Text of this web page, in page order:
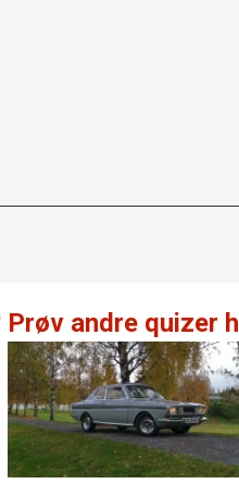
andre quizer